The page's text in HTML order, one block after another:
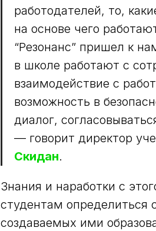
работодателей, то,
на основе чего
“Резонанс” пришел к
в школе работают с
взаимодействие с
возможность в
диалог,
— говорит директор
Скидан.
Знания и наработки с
студентам
создаваемых ими